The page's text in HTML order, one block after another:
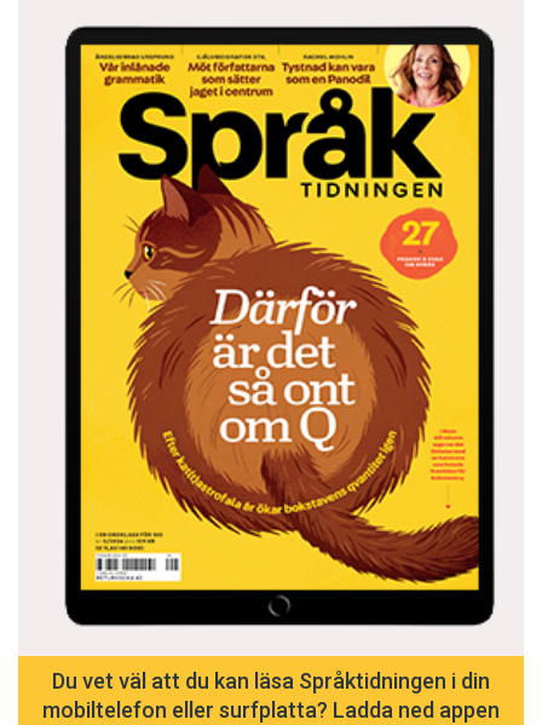
Du vet väl att du kan läsa Språktidningen i din
mobiltelefon eller surfplatta? Ladda ned appen